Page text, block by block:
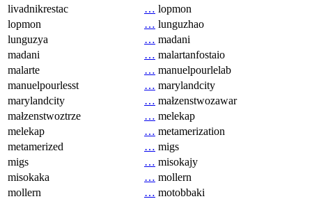
livadnikrestac
… lopmon
lopmon
… lunguzhao
lunguzya
… madani
madani
… malartanfostaio
malarte
… manuelpourlelab
manuelpourlesst
… marylandcity
marylandcity
… małzenstwozawar
małzenstwoztrze
… melekap
melekap
… metamerization
metamerized
… migs
migs
… misokajy
misokaka
… mollern
mollern
… motobbaki